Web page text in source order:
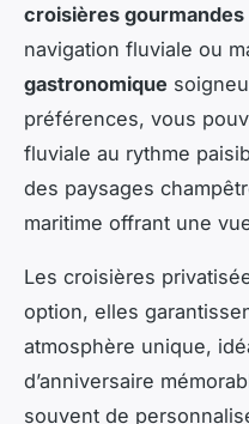
croisières gourmandes
navigation fluviale ou
gastronomique
préférences, vous
fluviale au rythme
des paysages
maritime offrant une
Les croisières
option, elles
atmosphère unique,
d’anniversaire
souvent de